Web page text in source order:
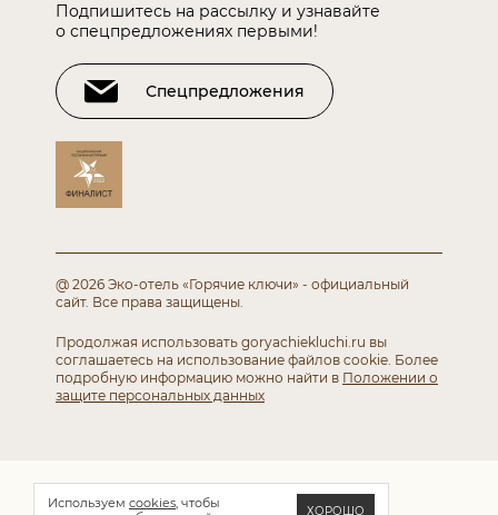
Подпишитесь на рассылку и узнавайте
о спецпредложениях первыми!
Спецпредложения
@ 2026 Эко-отель «Горячие ключи» - официальный
сайт. Все права защищены.
Продолжая использовать goryachiekluchi.ru вы
соглашаетесь на использование файлов cookie. Более
подробную информацию можно найти в Положении о
защите персональных данных
Используем cookies, чтобы
ХОРОШО